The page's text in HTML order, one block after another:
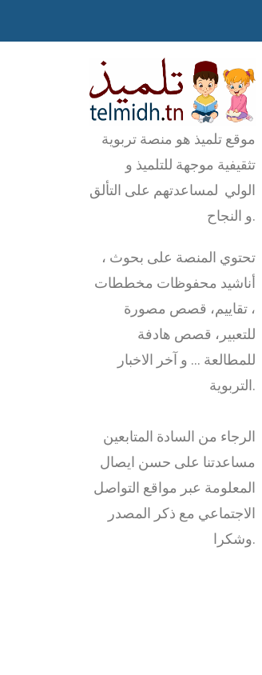
موقع تلميذ هو منصة تربوية
تثقيفية موجهة للتلميذ و
الولي لمساعدتهم على التألق
و النجاح.
تحتوي المنصة على بحوث ،
أناشيد محفوظات مخططات
، تقاييم، قصص مصورة
للتعبير، قصص هادفة
للمطالعة … و آخر الاخبار
التربوية.
الرجاء من السادة المتابعين
مساعدتنا على حسن ايصال
المعلومة عبر مواقع التواصل
الاجتماعي مع ذكر المصدر
وشكرا.